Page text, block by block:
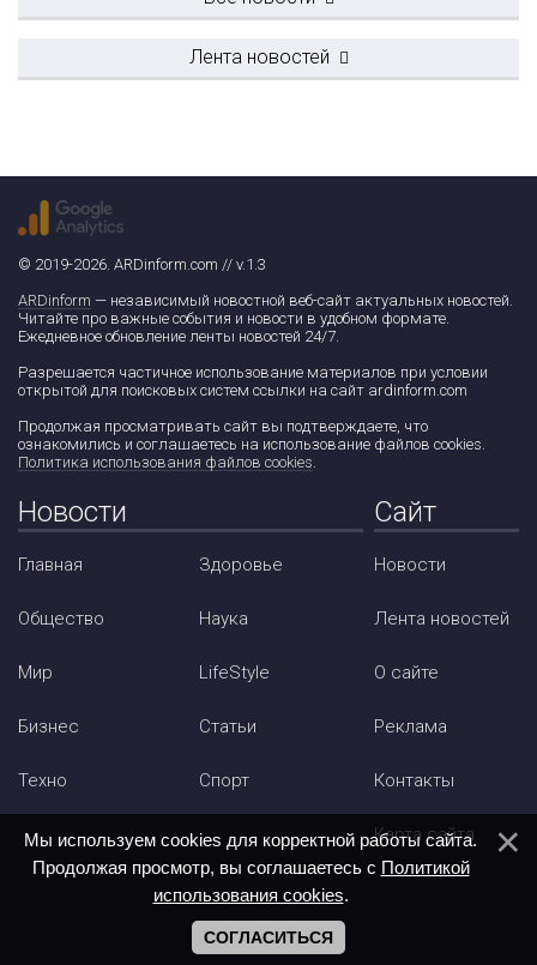
Лента новостей
© 2019-2026. ARDinform.com // v.1.3
ARDinform — независимый новостной веб-сайт актуальных новостей.
Читайте про важные события и новости в удобном формате.
Ежедневное обновление ленты новостей 24/7.
Разрешается частичное использование материалов при условии
открытой для поисковых систем ссылки на сайт ardinform.com
Продолжая просматривать сайт вы подтверждаете, что
ознакомились и соглашаетесь на использование файлов cookies.
Политика использования файлов cookies.
Новости
Главная
Общество
Мир
Бизнес
Техно
Здоровье
Наука
LifeStyle
Статьи
Спорт
Сайт
Новости
Лента новостей
О сайте
Реклама
Контакты
Карта сайта
Мы используем cookies для корректной работы сайта.
Продолжая просмотр, вы соглашаетесь с Политикой
использования cookies.
СОГЛАСИТЬСЯ